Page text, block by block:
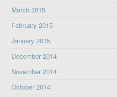
March 2015
February 2015
January 2015
December 2014
November 2014
October 2014